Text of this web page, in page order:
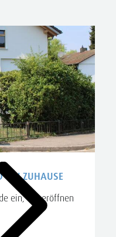
EIN ZUHAUSE
ein, wir eröffnen